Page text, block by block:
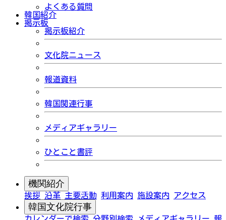
よくある質問
韓国紹介
掲示板
掲示板紹介
文化院ニュース
報道資料
韓国関連行事
メディアギャラリー
ひとこと書評
機関紹介
挨拶 沿革 主要活動 利用案内 施設案内 アクセス
韓国文化院行事